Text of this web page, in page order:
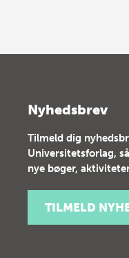
Nyhedsbrev
Tilmeld dig
Universitetsforlag,
nye bøger,
TILMELD